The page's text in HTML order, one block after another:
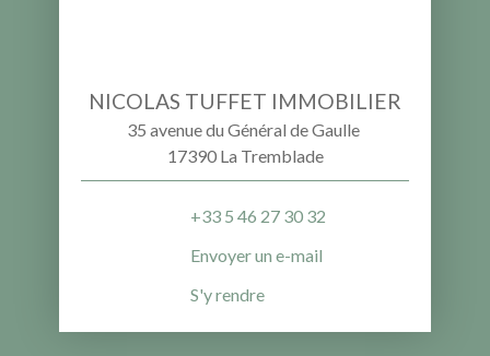
NICOLAS TUFFET IMMOBILIER
35 avenue du Général de Gaulle
17390 La Tremblade
+33 5 46 27 30 32
Envoyer un e-mail
S'y rendre